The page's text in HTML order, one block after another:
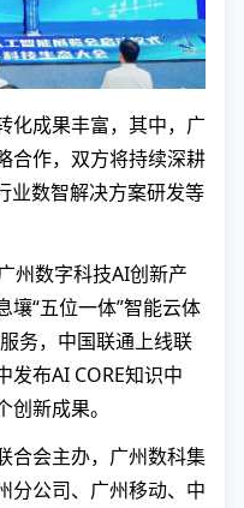
化成果丰富，其中，广
合作，双方将持续深耕
业数智解决方案研发等
州数字科技AI创新产
壤“五位一体”智能云体
务，中国联通上线联
发布AI CORE知识中
新成果。
合会主办，广州数科集
分公司、广州移动、中